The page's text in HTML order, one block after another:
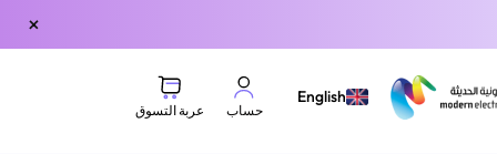
×
English
حساب عربة التسوق